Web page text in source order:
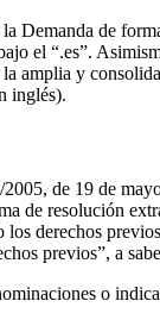
de
el “.es”.
la amplia y
inglés).
de 19 de
de resolución
derechos
previos”, a
o